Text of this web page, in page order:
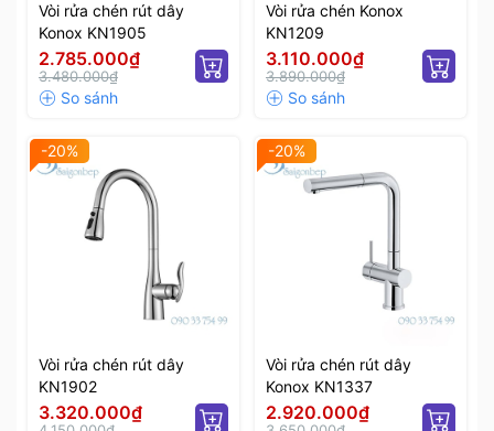
Vòi rửa chén rút dây
Konox KN1905
2.785.000₫
3.480.000₫
Vòi rửa chén Konox
KN1209
3.110.000₫
3.890.000₫
-20%
Vòi rửa chén rút dây
KN1902
3.320.000₫
-20%
Vòi rửa chén rút dây
Konox KN1337
2.920.000₫